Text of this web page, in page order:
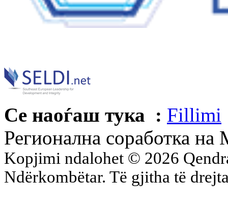
Се наоѓаш тука : Fillimi
Регионална соработка
Kopjimi ndalohet © 2026
Ndërkombëtar. Të gjitha të